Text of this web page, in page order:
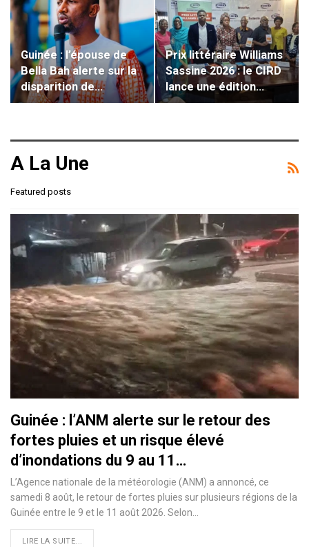
Guinée : l’épouse de
Bella Bah alerte sur la
disparition de…
Prix littéraire Williams
Sassine 2026 : le CIRD
lance une édition…
A La Une
Featured posts
Guinée : l’ANM alerte sur le retour des
fortes pluies et un risque élevé
d’inondations du 9 au 11…
L’Agence nationale de la météorologie (ANM) a annoncé, ce
samedi 8 août, le retour de fortes pluies sur plusieurs régions de la
Guinée entre le 9 et le 11 août 2026. Selon…
LIRE LA SUITE...